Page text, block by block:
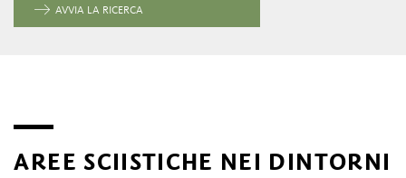
AVVIA LA RICERCA
AREE SCIISTICHE NEI DINTORNI